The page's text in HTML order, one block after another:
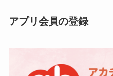
アプリ会員の登録